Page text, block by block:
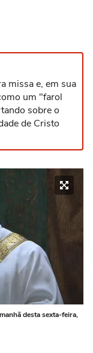
missa e, em sua
um "farol
sobre o
de Cristo
desta sexta-feira,